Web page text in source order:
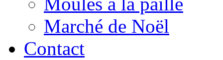
Marché de Noël
Contact